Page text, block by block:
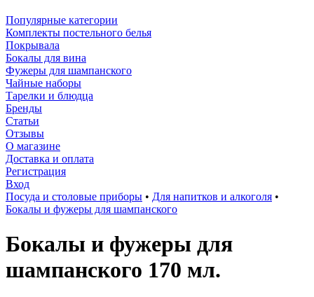
Популярные категории
Комплекты постельного белья
Покрывала
Бокалы для вина
Фужеры для шампанского
Чайные наборы
Тарелки и блюдца
Бренды
Статьи
Отзывы
О магазине
Доставка и оплата
Регистрация
Вход
Посуда и столовые приборы • Для напитков и алкоголя •
Бокалы и фужеры для шампанского
Бокалы и фужеры для
шампанского 170 мл.